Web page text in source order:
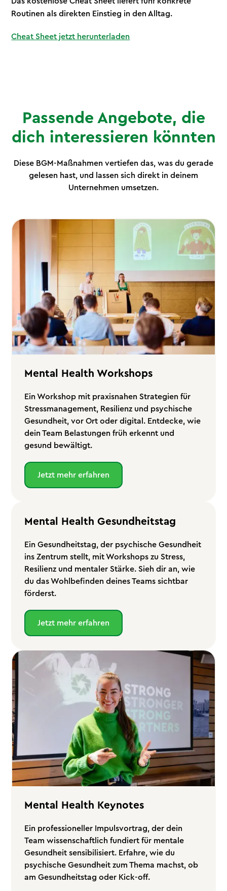
Routinen als direkten Einstieg in den Alltag.
Cheat Sheet jetzt herunterladen
Passende Angebote, die
dich interessieren könnten
Diese BGM-Maßnahmen vertiefen das, was du gerade
gelesen hast, und lassen sich direkt in deinem
Unternehmen umsetzen.
Mental Health Workshops
Ein Workshop mit praxisnahen Strategien für
Stressmanagement, Resilienz und psychische
Gesundheit, vor Ort oder digital. Entdecke, wie
dein Team Belastungen früh erkennt und
gesund bewältigt.
Jetzt mehr erfahren
Mental Health Gesundheitstag
Ein Gesundheitstag, der psychische Gesundheit
ins Zentrum stellt, mit Workshops zu Stress,
Resilienz und mentaler Stärke. Sieh dir an, wie
du das Wohlbefinden deines Teams sichtbar
förderst.
Jetzt mehr erfahren
Mental Health Keynotes
Ein professioneller Impulsvortrag, der dein
Team wissenschaftlich fundiert für mentale
Gesundheit sensibilisiert. Erfahre, wie du
psychische Gesundheit zum Thema machst, ob
am Gesundheitstag oder Kick-off.